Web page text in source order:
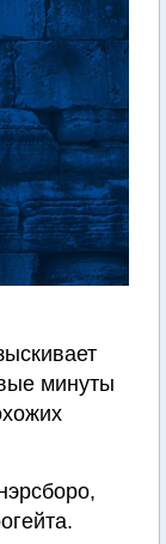
минуты